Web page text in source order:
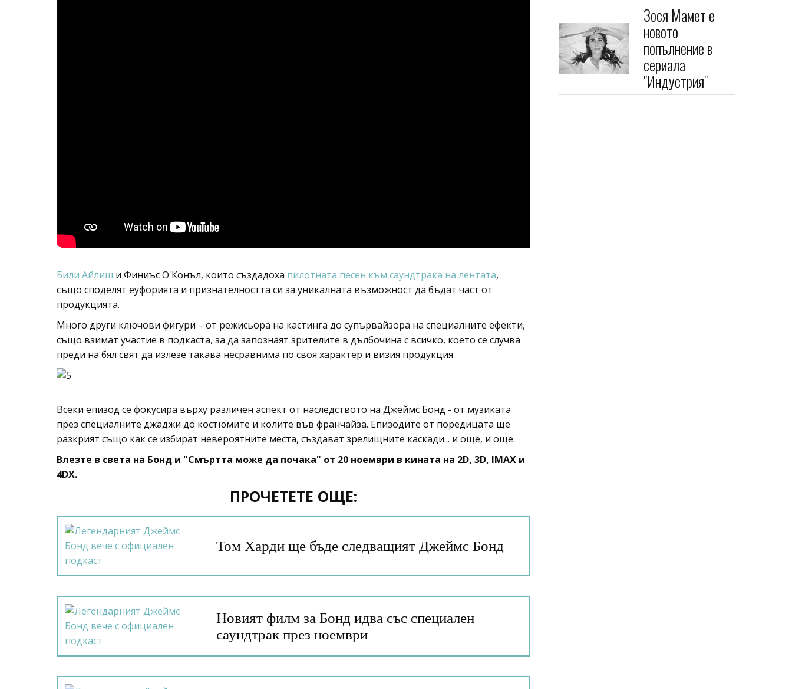
Били Айлиш и Финиъс О'Конъл, които създадоха пилотната песен към саундтрака на лентата,
също споделят еуфорията и признателността си за уникалната възможност да бъдат част от
продукцията.
Много други ключови фигури – от режисьора на кастинга до супървайзора на специалните ефекти,
също взимат участие в подкаста, за да запознаят зрителите в дълбочина с всичко, което се случва
преди на бял свят да излезе такава несравнима по своя характер и визия продукция.
Всеки епизод се фокусира върху различен аспект от наследството на Джеймс Бонд - от музиката
през специалните джаджи до костюмите и колите във франчайза. Епизодите от поредицата ще
разкрият също как се избират невероятните места, създават зрелищните каскади... и още, и още.
Влезте в света на Бонд и "Смъртта може да почака" от 20 ноември в кината на 2D, 3D, IMAX и
4DX.
ПРОЧЕТЕТЕ ОЩЕ:
Том Харди ще бъде следващият Джеймс Бонд
Новият филм за Бонд идва със специален
саундтрак през ноември
Зося Мамет е
новото
попълнение в
сериала
"Индустрия"